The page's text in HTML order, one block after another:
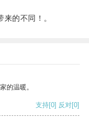
的不同！。
的温暖。
支持[0] 反对[0]